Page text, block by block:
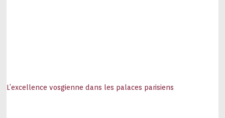
L’excellence vosgienne dans les palaces parisiens